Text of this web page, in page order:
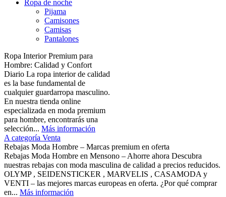
Ropa de noche
Pijama
Camisones
Camisas
Pantalones
Ropa Interior Premium para
Hombre: Calidad y Confort
Diario La ropa interior de calidad
es la base fundamental de
cualquier guardarropa masculino.
En nuestra tienda online
especializada en moda premium
para hombre, encontrarás una
selección... Más información
A categoría Venta
Rebajas Moda Hombre – Marcas premium en oferta
Rebajas Moda Hombre en Mensono – Ahorre ahora Descubra
nuestras rebajas con moda masculina de calidad a precios reducidos.
OLYMP , SEIDENSTICKER , MARVELIS , CASAMODA y
VENTI – las mejores marcas europeas en oferta. ¿Por qué comprar
en... Más información